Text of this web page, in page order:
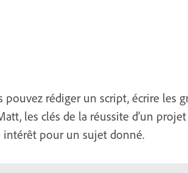
rédiger un script, écrire les
les clés de la réussite d’un
pour un sujet donné.